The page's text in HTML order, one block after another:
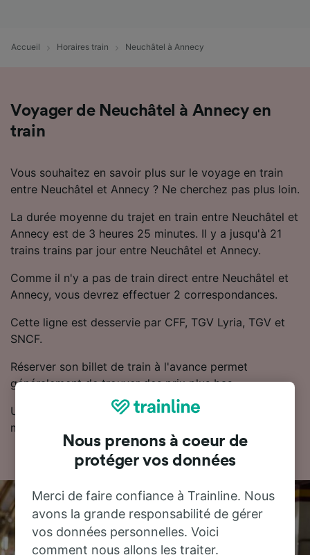
Accueil Horaires train Neuchâtel à Annecy
Voyager de Neuchâtel à Annecy en
train
Vous souhaitez en savoir plus sur le voyage en train
entre Neuchâtel et Annecy ? Ne cherchez pas plus loin.
La durée moyenne du trajet en train entre Neuchâtel et
Annecy est de 3 heures 25 minutes. Il y a jusqu'à 21
trains trains par jour entre Neuchâtel et Annecy.
Comme il n'y a pas de train direct entre Neuchâtel et
Annecy, vous devrez effectuer 2 correspondances.
Cette ligne est desservie par CFF, TGV Lyria, TGV et
SNCF.
Réserver son billet de train à l'avance permet
généralement de trouver des prix plus bas.
Utilisez notre planificateur de voyage pour obtenir les
meilleurs prix sur vos billets.
Nous prenons à coeur de
protéger vos données
Merci de faire confiance à Trainline. Nous
avons la grande responsabilité de gérer
vos données personnelles. Voici
comment nous allons les traiter.